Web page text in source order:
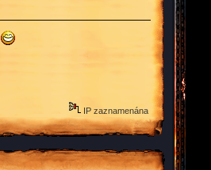
IP zaznamenána